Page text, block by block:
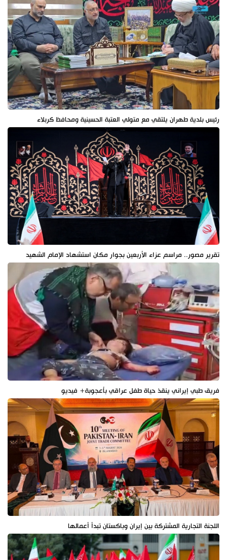
رئيس بلدية طهران يلتقي مع متولي العتبة الحسينية ومحافظ كربلاء
تقرير مصور.. مراسم عزاء الأربعين بجوار مكان استشهاد الإمام الشهيد
فريق طبي إيراني ينقذ حياة طفل عراقي بأعجوبة+ فيديو
اللجنة التجارية المشتركة بين إيران وباكستان تبدأ أعمالها